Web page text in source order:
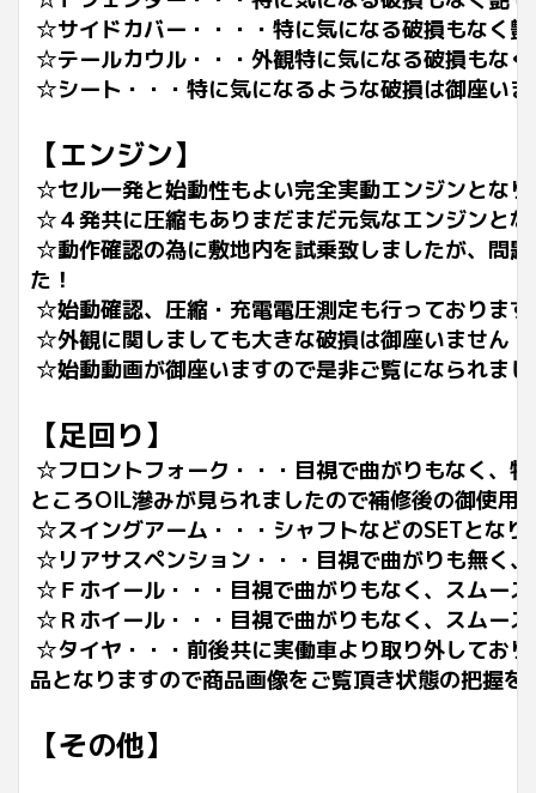
☆サイドカバー・・・ ・ 特に気になる破損もなく
☆テールカウル・・・外観特に気になる破損もな
☆シート・・・特に気になるような破損は御座い
【エンジン】
☆セル一発と始動性もよい完全実動エンジンとな
☆４発共に圧縮もありまだまだ元気なエンジンと
☆動作確認の為に敷地内を試乗致しましたが、問
た！
☆始動確認、圧縮・充電電圧測定も行っておりま
☆外観に関しましても大きな破損は御座いません！
☆始動動画が御座いますので是非ご覧になられま
【足回り】
☆フロントフォーク・・・目視で曲がりもなく、
ところOIL滲みが見られましたので補修後の御使用
☆スイングアーム・・・シャフトなどのSETとな
☆リアサスペンション・・・目視で曲がりも無く
☆Ｆホイール・・・目視で曲がりもなく、スムー
☆Ｒホイール・・・ 目視で曲がりもなく、スムー
☆タイヤ・・・前後共に実働車より取り外してお
品となりますので商品画像をご覧頂き状態の把握
【その他】